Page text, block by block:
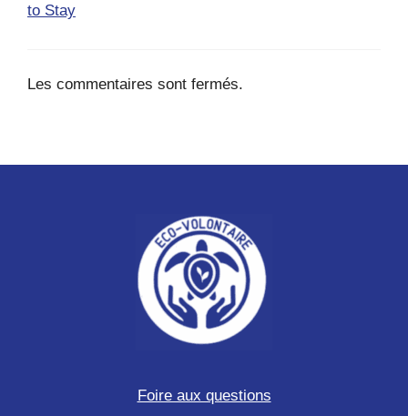
to Stay
Les commentaires sont fermés.
Foire aux questions